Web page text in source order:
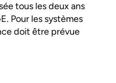
tous les deux ans
Pour les systèmes
doit être prévue